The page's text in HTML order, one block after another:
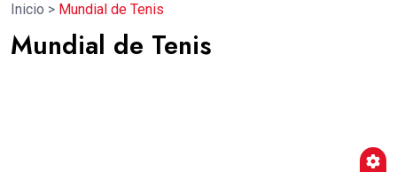
Inicio > Mundial de Tenis
Mundial de Tenis